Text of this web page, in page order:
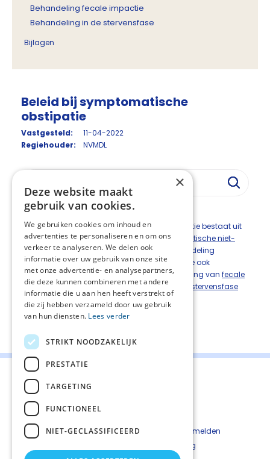
Behandeling fecale impactie
Behandeling in de stervensfase
Bijlagen
Beleid bij symptomatische
obstipatie
Vastgesteld:
11-04-2022
Regiehouder:
NVMDL
Inleiding
De behandeling van symptomatische obstipatie bestaat uit
behandeling van de oorzaaken/ofsymptomatische niet-
medicamenteuzeen medicamenteuze behandeling
laxantia) en bij opioïdgeïnduceerde obstipatie ook
opioïdantagonisten. Daarna komen behandeling van fecale
impactie en behandeling vanobstipatie in de stervensfase
aan de orde.
Deel deze pagina:
Contact
Kwetsbaarheid melden
Privacyverkaring
×
Deze website maakt
gebruik van cookies.
We gebruiken cookies om inhoud en
advertenties te personaliseren en om ons
verkeer te analyseren. We delen ook
informatie over uw gebruik van onze site
met onze advertentie- en analysepartners,
die deze kunnen combineren met andere
informatie die u aan hen heeft verstrekt of
die zij hebben verzameld door uw gebruik
van hun diensten. Lees verder
STRIKT NOODZAKELIJK
PRESTATIE
TARGETING
FUNCTIONEEL
NIET-GECLASSIFICEERD